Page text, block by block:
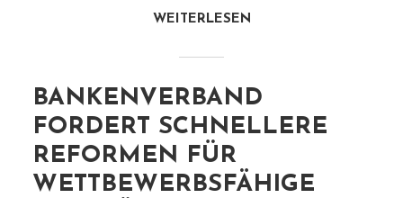
WEITERLESEN
BANKENVERBAND
FORDERT SCHNELLERE
REFORMEN FÜR
WETTBEWERBSFÄHIGE